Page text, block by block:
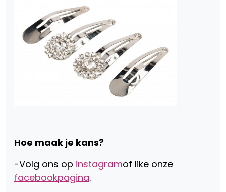
Hoe maak je kans?
-Volg ons op instagramof like onze
facebookpagina.